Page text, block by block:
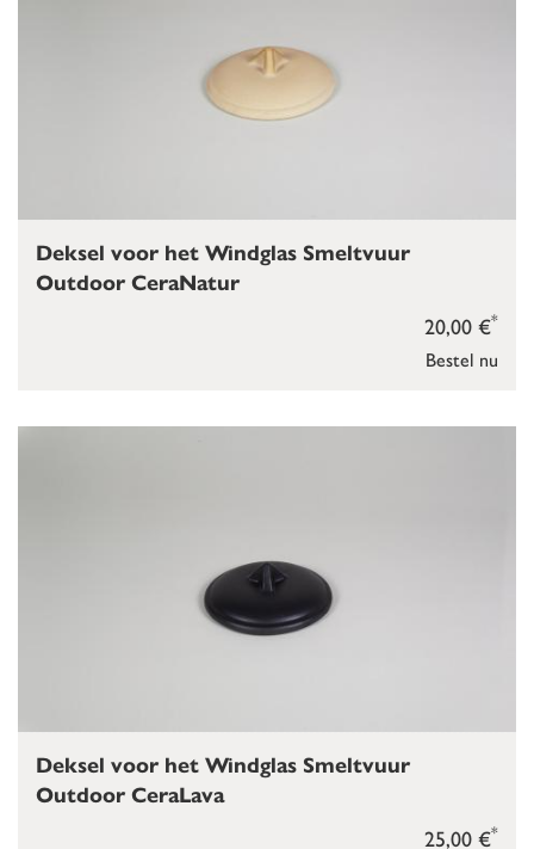
Bestel nu
20,00 €*
Deksel voor het Windglas Smeltvuur
Outdoor CeraNatur
25,00 €*
Deksel voor het Windglas Smeltvuur
Outdoor CeraLava